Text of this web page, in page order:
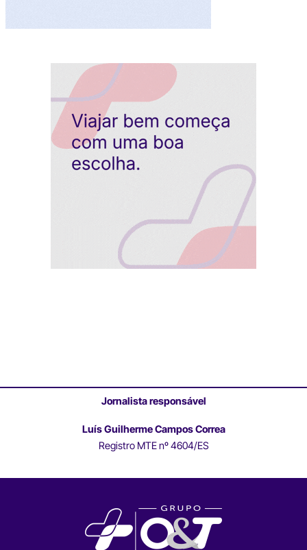
Jornalista responsável
Luís Guilherme Campos Correa
Registro MTE nº 4604/ES